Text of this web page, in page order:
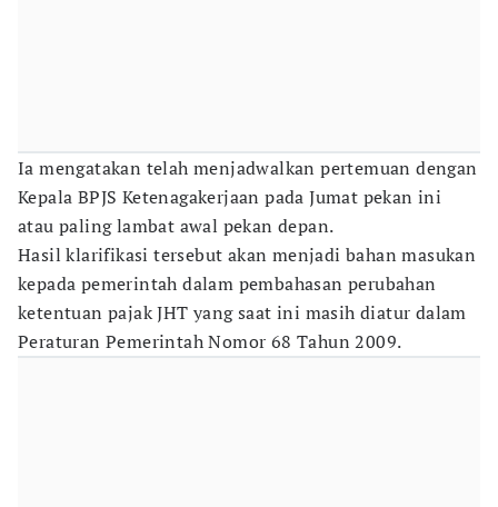
Ia mengatakan telah menjadwalkan pertemuan dengan
Kepala BPJS Ketenagakerjaan pada Jumat pekan ini
atau paling lambat awal pekan depan.
Hasil klarifikasi tersebut akan menjadi bahan masukan
kepada pemerintah dalam pembahasan perubahan
ketentuan pajak JHT yang saat ini masih diatur dalam
Peraturan Pemerintah Nomor 68 Tahun 2009.